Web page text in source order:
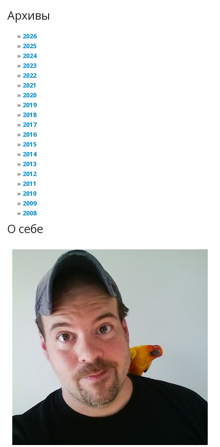
Архивы
2026
2025
2024
2023
2022
2021
2020
2019
2018
2017
2016
2015
2014
2013
2012
2011
2010
2009
2008
О себе